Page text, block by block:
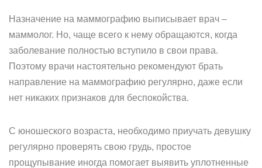
Назначение на маммографию выписывает врач –
маммолог. Но, чаще всего к нему обращаются, когда
заболевание полностью вступило в свои права.
Поэтому врачи настоятельно рекомендуют брать
направление на маммографию регулярно, даже если
нет никаких признаков для беспокойства.
С юношеского возраста, необходимо приучать девушку
регулярно проверять свою грудь, простое
прощупывание иногда помогает выявить уплотненные